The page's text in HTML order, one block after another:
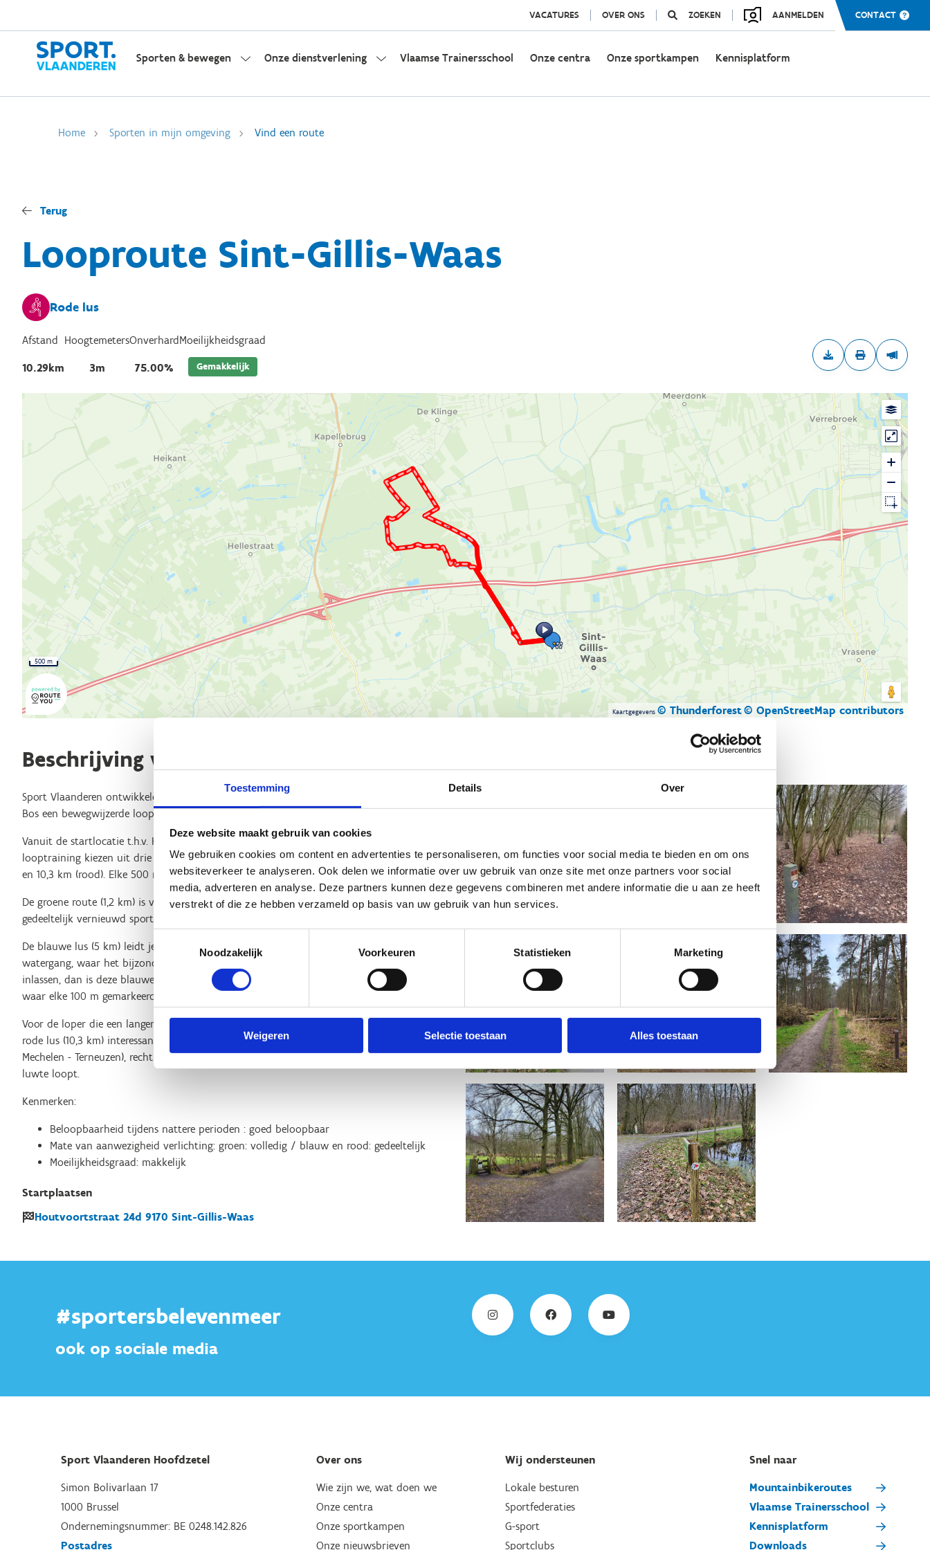
Toestemming Details Over
Deze website maakt gebruik van cookies
We gebruiken cookies om content en advertenties te personaliseren, om functies voor social media te bieden en om ons
websiteverkeer te analyseren. Ook delen we informatie over uw gebruik van onze site met onze partners voor social
media, adverteren en analyse. Deze partners kunnen deze gegevens combineren met andere informatie die u aan ze heeft
verstrekt of die ze hebben verzameld op basis van uw gebruik van hun services.
Noodzakelijk
Voorkeuren Statistieken Marketing
Weigeren Selectie toestaan Alles toestaan
VACATURES OVER ONS ZOEKEN AANMELDEN CONTACT
Sporten & bewegen Onze dienstverlening Vlaamse Trainersschool Onze centra Onze sportkampen Kennisplatform
Home Sporten in mijn omgeving Vind een route
Terug
Looproute Sint-Gillis-Waas
Rode lus
Afstand
10.29km
Hoogtemeters
3m
Onverhard
75.00%
Moeilijkheidsgraad
Gemakkelijk
Kaartgegevens © Thunderforest© OpenStreetMap contributors
500 m
Beschrijving van de route
Sport Vlaanderen ontwikkelde samen met de gemeente en het Agentschap voor Natuur en
Bos een bewegwijzerde looproute in Sint-Gillis-Waas.
Vanuit de startlocatie t.h.v. KFC Sporting Sint-Gillis-Waas (Houtvoortstraat 24L) kan je voor je
looptraining kiezen uit drie routes met verschillende afstanden: 1,2 km (groen), 5 km (blauw)
en 10,3 km (rood). Elke 500 m vind je een afstandsaanduiding.
De groene route (1,2 km) is volledig verlicht en leidt je doorheen de Houtvoortsite, een
gedeeltelijk vernieuwd sport- en spelcomplex in de gemeente.
De blauwe lus (5 km) leidt je doorheen de Houtvoortsite en vervolgens langsheen de
watergang, waar het bijzonder rustig en aangenaam lopen is. Wil je een intervaltraining
inlassen, dan is deze blauwe lus geschikt; op deze lus vind je immers een traject van 1 km
waar elke 100 m gemarkeerd staat.
Voor de loper die een langere afstand wil overbruggen en even de natuur wil induiken, is de
rode lus (10,3 km) interessant. Deze lus leidt je via het spoorwegpad (de oude spoorwegroute
Mechelen - Terneuzen), recht naar het Stropersbos, waar je ook op een warme zomerdag in
luwte loopt.
Kenmerken:
Beloopbaarheid tijdens nattere perioden : goed beloopbaar
Mate van aanwezigheid verlichting: groen: volledig / blauw en rood: gedeeltelijk
Moeilijkheidsgraad: makkelijk
Startplaatsen
Houtvoortstraat 24d 9170 Sint-Gillis-Waas
#sportersbelevenmeer
ook op sociale media
Sport Vlaanderen Hoofdzetel
Simon Bolivarlaan 17
1000 Brussel
Ondernemingsnummer: BE 0248.142.826
Postadres
Over ons
Wie zijn we, wat doen we
Onze centra
Onze sportkampen
Onze nieuwsbrieven
Wij ondersteunen
Lokale besturen
Sportfederaties
G-sport
Sportclubs
Snel naar
Mountainbikeroutes
Vlaamse Trainersschool
Kennisplatform
Downloads